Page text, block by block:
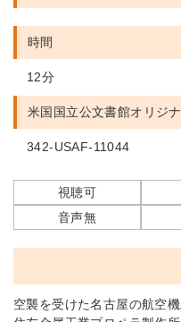
時間
12分
米国国立公文書館オリジ
342-USAF-11044
視聴可
音声無
空襲を受けた名古屋の航空